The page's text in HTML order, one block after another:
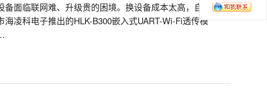
面临联网难、升级贵的困境。换设备成本太高，自主
凌科电子推出的HLK-B300嵌入式UART-Wi-Fi透传模